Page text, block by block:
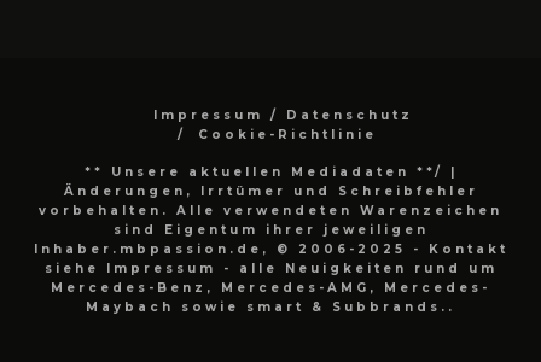
Impressum / Datenschutz
Cookie-Richtlinie
** Unsere aktuellen Mediadaten **/
|
Änderungen, Irrtümer und Schreibfehler
vorbehalten. Alle verwendeten Warenzeichen
sind Eigentum ihrer jeweiligen
Inhaber.mbpassion.de, © 2006-2025 - Kontakt
siehe Impressum - alle Neuigkeiten rund um
Mercedes-Benz, Mercedes-AMG, Mercedes-
Maybach sowie smart & Subbrands..